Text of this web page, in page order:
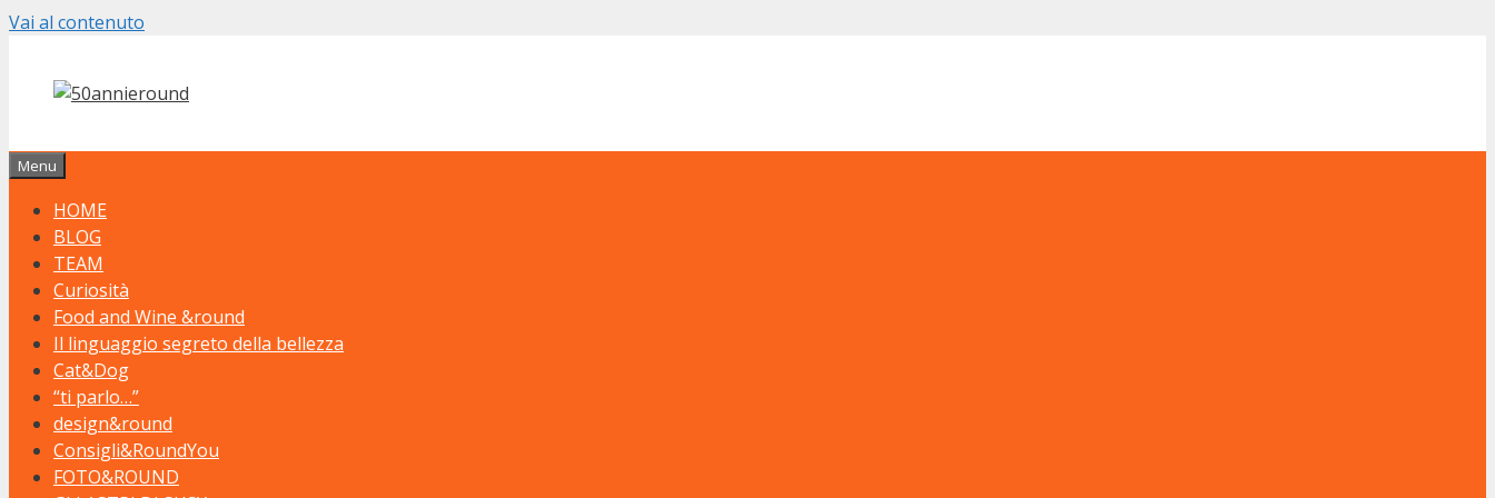
Vai al contenuto
Menu
HOME
BLOG
TEAM
Curiosità
Food and Wine &round
Il linguaggio segreto della bellezza
Cat&Dog
“ti parlo…”
design&round
Consigli&RoundYou
FOTO&ROUND